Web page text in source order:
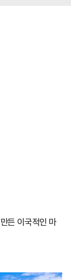
든 이국적인 마